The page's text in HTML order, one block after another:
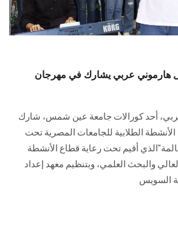
هارموني عربي يشارك في مهرجان
أحد كورالات جامعة عين شمس، شارك
الطلابية للجامعات المصرية تحت
أقيم تحت رعاية قطاع الأنشطة
العالي والبحث العلمي، وبتنظيم معهد إعداد
السويس